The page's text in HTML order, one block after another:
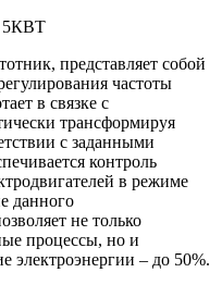
представляет собой
частоты
в связке с
трансформируя
с заданными
контроль
в режиме
данного
не только
процессы, но и
электроэнергии – до 50%.